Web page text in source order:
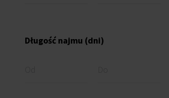
Długość najmu (dni)